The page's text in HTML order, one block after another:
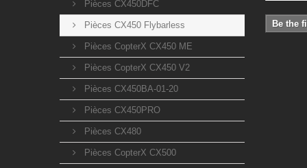
Pièces CX450DFC
Pièces CX450 Flybarless
Pièces CopterX CX450 ME
Pièces CopterX CX450 V2
Pièces CX450BA-01-20
Pièces CX450PRO
Pièces CX480
Pièces CopterX CX500
Be the